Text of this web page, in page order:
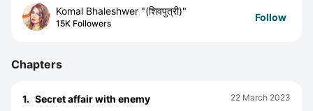
Komal Bhaleshwer "(शिवपुत्री)"
15K Followers
Follow
Chapters
1. Secret affair with enemy 22 March 2023